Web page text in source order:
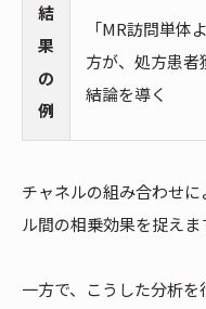
結
果
の
例
「MR訪問単体
方が、処方患者
結論を導く
チャネルの組み合わせ
ル間の相乗効果を捉えま
一方で、こうした分析